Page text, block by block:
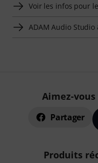
Voir les infos pour
ADAM Audio
Aimez-vous
Partager
Produits